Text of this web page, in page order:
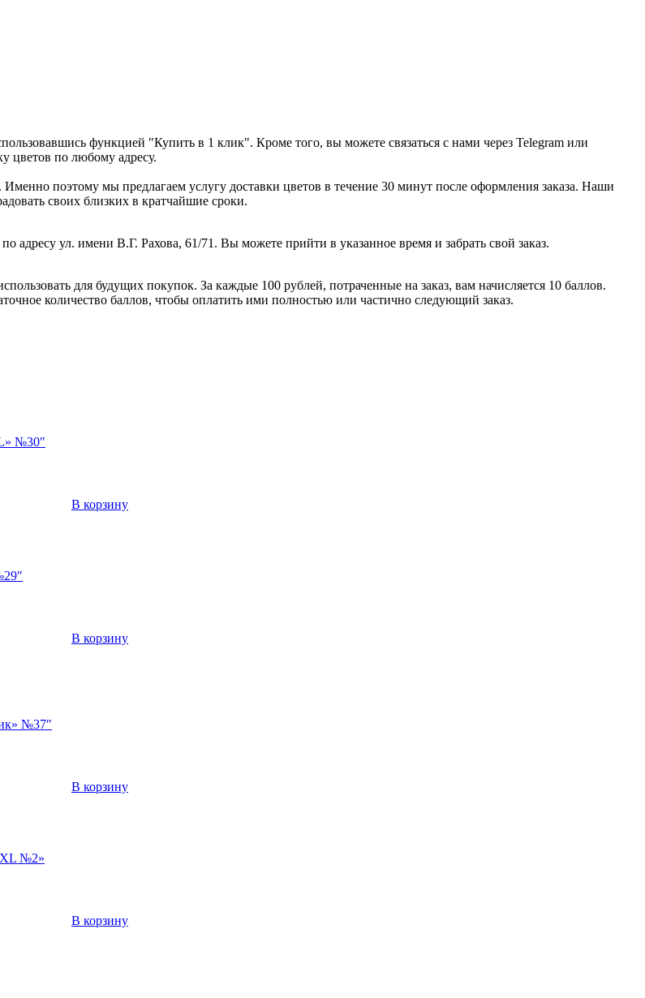
функцией "Купить в 1 клик". Кроме того, вы можете связаться с нами через Telegram или
цветов по любому адресу.
поэтому мы предлагаем услугу доставки цветов в течение 30 минут после оформления заказа. Наши
своих близких в кратчайшие сроки.
адресу ул. имени В.Г. Рахова, 61/71. Вы можете прийти в указанное время и забрать свой заказ.
для будущих покупок. За каждые 100 рублей, потраченные на заказ, вам начисляется 10 баллов.
количество баллов, чтобы оплатить ими полностью или частично следующий заказ.
№30″
В корзину
В корзину
№37″
В корзину
XL №2»
В корзину